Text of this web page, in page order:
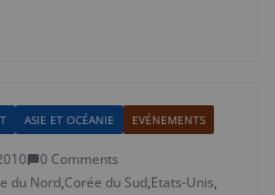
ASIE ET OCÉANIE EVÉNEMENTS
0 Comments
du Nord,Corée du Sud,Etats-Unis,